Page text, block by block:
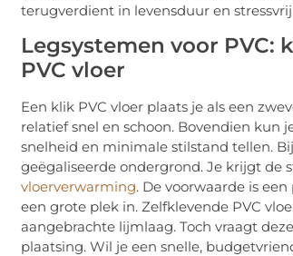
terugverdient in levensduur en
Legsystemen voor PVC:
PVC vloer
Een klik PVC vloer plaats je als een
relatief snel en schoon. Bovendien kun
snelheid en minimale stilstand tellen.
geëgaliseerde ondergrond. Je krijgt de
vloerverwarming. De voorwaarde is
een grote plek in. Zelfklevende PVC
aangebrachte lijmlaag. Toch vraagt
plaatsing. Wil je een snelle,